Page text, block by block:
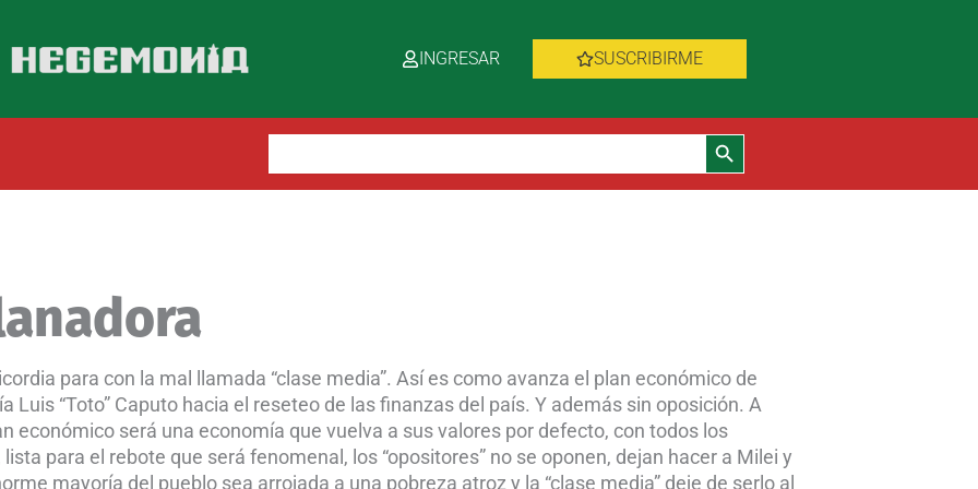
INGRESAR SUSCRIBIRME
Botón de búsqueda
para con la mal llamada “clase media”. Así es como avanza el plan económico de
Luis “Toto” Caputo hacia el reseteo de las finanzas del país. Y además sin oposición. A
económico será una economía que vuelva a sus valores por defecto, con todos los
para el rebote que será fenomenal, los “opositores” no se oponen, dejan hacer a Milei y
mayoría del pueblo sea arrojada a una pobreza atroz y la “clase media” deje de serlo al